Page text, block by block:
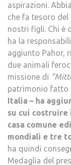
aspirazioni.
che fa tesoro
nostri figli. Chi è
ha la
aggiunto Pahor,
due animali
missione di
patrimonio fatto
Italia – ha
su cui costruire
casa comune
mondiali e tre
ha quindi
Medaglia del